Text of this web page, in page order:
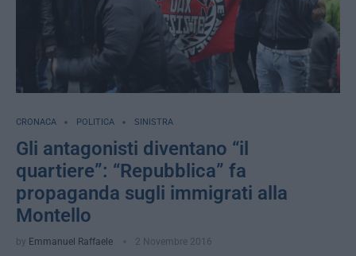
CRONACA POLITICA SINISTRA
Gli antagonisti diventano “il
quartiere”: “Repubblica” fa
propaganda sugli immigrati alla
Montello
by Emmanuel Raffaele 2 Novembre 2016